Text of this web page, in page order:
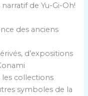
de Yu-Gi-Oh!
des anciens
d’expositions
les collections
symboles de la